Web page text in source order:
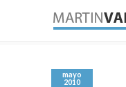
mayo
2010